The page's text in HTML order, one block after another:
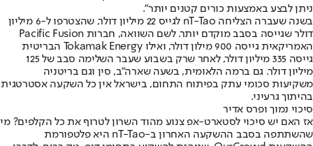
ניתן לבצע באמצעות כורים קטנים יותר".
בשנה שעברה הצליחה nT-Tao לגייס 22 מיליון דולר, שהצטרפו ל-6 מיליון
דולר שגייסה בסבב מוקדם יותר. לשם השוואה, חברות Pacific Fusion
האמריקאית גייסה 900 מילון דולר, ואילו Tokamak Energy הבריטית
גייסה 335 מיליון דולר, לאחר שרק בשבוע שעבר השלימה סבב של 125
מיליון דולר. גם ברמה הלאומית, בשעה שארה"ב, סין וגם בריטניה
משקיעות סכומי עתק בפיתוח התחום, בישראל אין כל השקעה אסטרטגית
בהיתוך גרעיני.
סיכוי נמוך ופרס אדיר
אז האם יש סיכוי לסטארט-אפ צנוע מהוד השרון לטרוף את כל הקלפים? מי
שהשתתפה בסבב ההשקעה האחרון ב-nT-Tao היא פלטפורמת